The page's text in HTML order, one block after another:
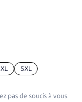
5XL
pas de soucis à vous